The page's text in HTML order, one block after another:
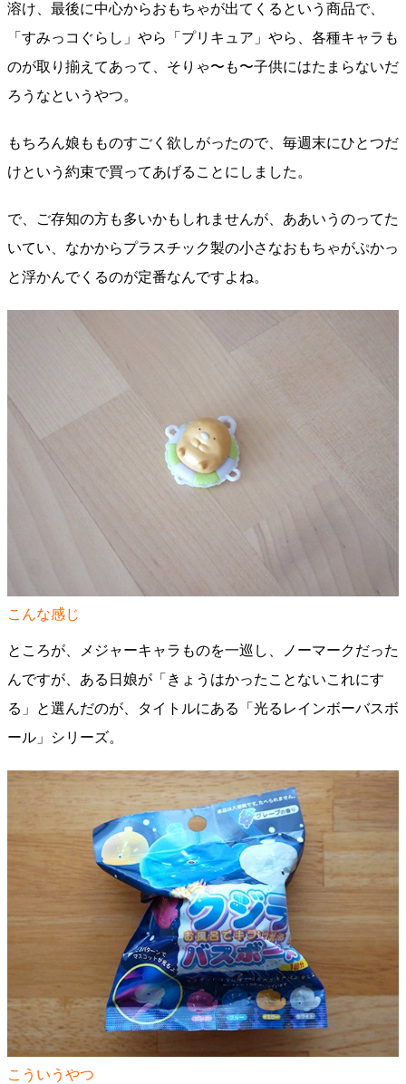
溶け、最後に中心からおもちゃが出てくるという商品で、
「すみっコぐらし」やら「プリキュア」やら、各種キャラも
のが取り揃えてあって、そりゃ〜も〜子供にはたまらないだ
ろうなというやつ。
もちろん娘もものすごく欲しがったので、毎週末にひとつだ
けという約束で買ってあげることにしました。
で、ご存知の方も多いかもしれませんが、ああいうのってた
いてい、なかからプラスチック製の小さなおもちゃがぷかっ
と浮かんでくるのが定番なんですよね。
こんな感じ
ところが、メジャーキャラものを一巡し、ノーマークだった
んですが、ある日娘が「きょうはかったことないこれにす
る」と選んだのが、タイトルにある「光るレインボーバスボ
ール」シリーズ。
こういうやつ